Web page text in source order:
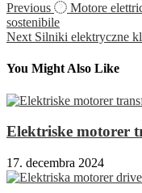
Previous
Motore
sostenibile
Next Silniki elektryczne
You Might Also Like
Elektriske motorer
17. decembra 2024